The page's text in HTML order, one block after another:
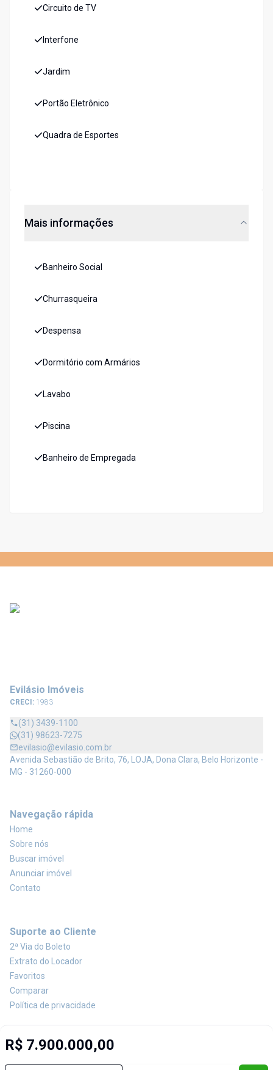
Circuito de TV
Interfone
Jardim
Portão Eletrônico
Quadra de Esportes
Mais informações
Banheiro Social
Churrasqueira
Despensa
Dormitório com Armários
Lavabo
Piscina
Banheiro de Empregada
R$ 7.900.000,00
Evilásio Imóveis
CRECI: 1983
(31) 3439-1100
(31) 98623-7275
evilasio@evilasio.com.br
Avenida Sebastião de Brito, 76, LOJA, Dona Clara, Belo Horizonte -
MG - 31260-000
Navegação rápida
Home
Sobre nós
Buscar imóvel
Anunciar imóvel
Contato
Suporte ao Cliente
2ª Via do Boleto
Extrato do Locador
Favoritos
Comparar
Política de privacidade
Imobiliária Certificada:
Selo de Tecnologia Loft